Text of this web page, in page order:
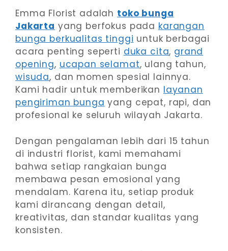
Emma Florist adalah toko bunga
Jakarta yang berfokus pada karangan
bunga berkualitas tinggi untuk berbagai
acara penting seperti duka cita, grand
opening, ucapan selamat, ulang tahun,
wisuda, dan momen spesial lainnya.
Kami hadir untuk memberikan layanan
pengiriman bunga yang cepat, rapi, dan
profesional ke seluruh wilayah Jakarta.
Dengan pengalaman lebih dari 15 tahun
di industri florist, kami memahami
bahwa setiap rangkaian bunga
membawa pesan emosional yang
mendalam. Karena itu, setiap produk
kami dirancang dengan detail,
kreativitas, dan standar kualitas yang
konsisten.